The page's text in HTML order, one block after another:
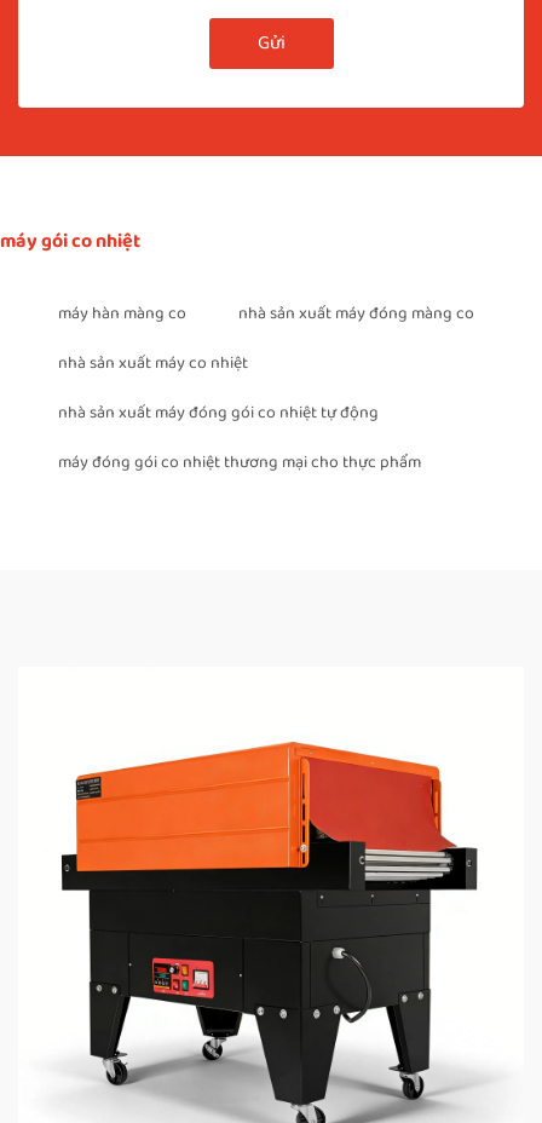
Gửi
máy gói co nhiệt
máy hàn màng co
nhà sản xuất máy đóng màng co
nhà sản xuất máy co nhiệt
nhà sản xuất máy đóng gói co nhiệt tự động
máy đóng gói co nhiệt thương mại cho thực phẩm